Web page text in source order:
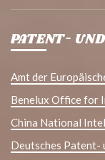
PATENT-
Amt der
Benelux Office for
China National
Deutsches Patent-